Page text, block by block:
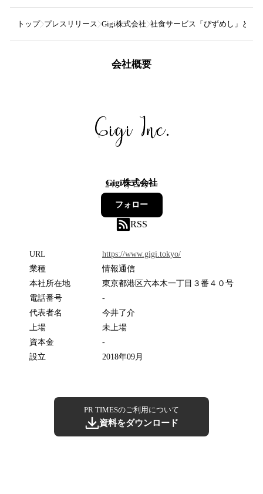
トップ プレスリリース Gigi株式会社 社食サービス「びずめし」とお
会社概要
Gigi株式会社
24フォロワー
フォロー
RSS
URL
https://www.gigi.tokyo/
業種
情報通信
本社所在地
東京都港区六本木一丁目３番４０号
電話番号
-
代表者名
今井了介
上場
未上場
資本金
-
設立
2018年09月
PR TIMESのご利用について
資料をダウンロード